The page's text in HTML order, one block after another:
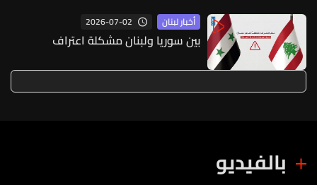
أخبار لبنان 2026-07-02
بين سوريا ولبنان مشكلة اعتراف
بالفيديو